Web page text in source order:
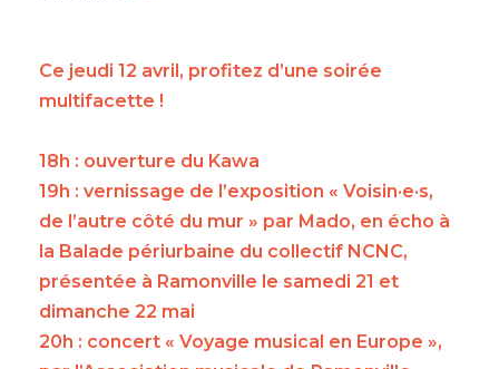
VOUS + NOUS
BILLETTERIE
Ce jeudi 12 avril, profitez d’une soirée
multifacette !
18h : ouverture du Kawa
19h : vernissage de l’exposition « Voisin·e·s,
de l’autre côté du mur » par Mado, en écho à
la Balade périurbaine du collectif NCNC,
présentée à Ramonville le samedi 21 et
dimanche 22 mai
20h : concert « Voyage musical en Europe »,